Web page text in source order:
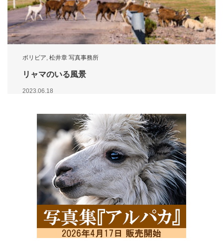
ボリビア, 松井章 写真事務所
リャマのいる風景
2023.06.18